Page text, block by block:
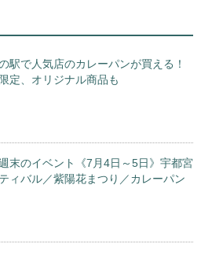
駅で人気店のカレーパンが買える！
定、オリジナル商品も
末のイベント《7月4日～5日》宇都宮
ィバル／紫陽花まつり／カレーパン